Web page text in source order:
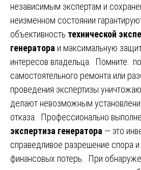
независимым экспертам и
неизменном состоянии
объективность технической
генератора и максимальную
интересов владельца. Помните:
самостоятельного ремонта или
проведения экспертизы
делают невозможным
отказа. Профессионально
экспертиза генератора — это
справедливое разрешение спора
финансовых потерь. При